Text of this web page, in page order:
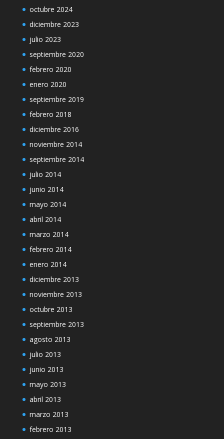
octubre 2024
diciembre 2023
julio 2023
septiembre 2020
febrero 2020
enero 2020
septiembre 2019
febrero 2018
diciembre 2016
noviembre 2014
septiembre 2014
julio 2014
junio 2014
mayo 2014
abril 2014
marzo 2014
febrero 2014
enero 2014
diciembre 2013
noviembre 2013
octubre 2013
septiembre 2013
agosto 2013
julio 2013
junio 2013
mayo 2013
abril 2013
marzo 2013
febrero 2013